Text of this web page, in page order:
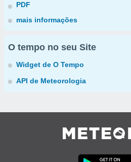
PDF
mais informações
O tempo no seu Site
Widget de O Tempo
API de Meteorologia